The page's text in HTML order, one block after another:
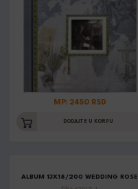
MP: 2450 RSD
DODAJTE U KORPU
ALBUM 13X18/200 WEDDING ROSE